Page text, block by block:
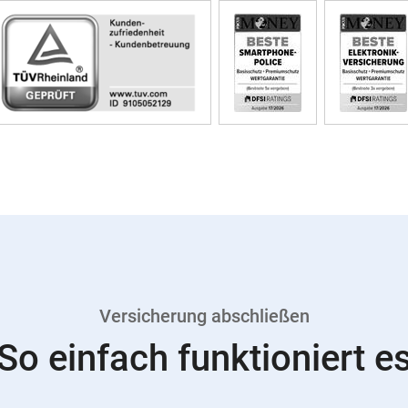
Versicherung abschließen
einfach funktioniert